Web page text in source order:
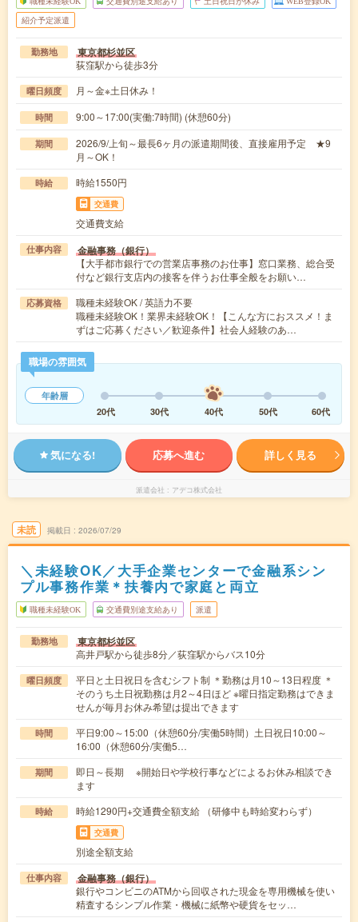
紹介予定派遣
勤務地 東京都杉並区
荻窪駅から徒歩3分
曜日頻度 月～金※土日休み！
時間 9:00～17:00(実働:7時間) (休憩60分)
期間
2026/9/上旬～最長6ヶ月の派遣期間後、直接雇用予定 ★9
月～OK！
時給 時給1550円
交通費
交通費支給
仕事内容 金融事務（銀行）
【大手都市銀行での営業店事務のお仕事】窓口業務、総合受
付など銀行支店内の接客を伴うお仕事全般をお願い…
応募資格
職種未経験OK / 英語力不要
職種未経験OK！業界未経験OK！【こんな方におススメ！ま
ずはご応募ください／歓迎条件】社会人経験のあ…
職場の雰囲気
年齢層
20代
30代 40代 50代 60代
気になる! 応募へ進む 詳しく見る
派遣会社 アデコ株式会社
未読 掲載日 2026/07/29
＼未経験OK／大手企業センターで金融系シン
プル事務作業＊扶養内で家庭と両立
職種未経験OK 交通費別途支給あり 派遣
勤務地 東京都杉並区
高井戸駅から徒歩8分／荻窪駅からバス10分
曜日頻度
平日と土日祝日を含むシフト制 ＊勤務は月10～13日程度 ＊
そのうち土日祝勤務は月2～4日ほど ※曜日指定勤務はできま
せんが毎月お休み希望は提出できます
時間
平日9:00～15:00（休憩60分/実働5時間）土日祝日10:00～
16:00（休憩60分/実働5…
期間
即日～長期 ※開始日や学校行事などによるお休み相談でき
ます
時給 時給1290円+交通費全額支給 （研修中も時給変わらず）
交通費
別途全額支給
仕事内容 金融事務（銀行）
銀行やコンビニのATMから回収された現金を専用機械を使い
精査するシンプル作業・機械に紙幣や硬貨をセッ…